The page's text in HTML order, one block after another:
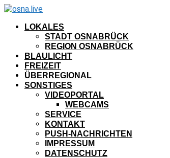
LOKALES
STADT OSNABRÜCK
REGION OSNABRÜCK
BLAULICHT
FREIZEIT
ÜBERREGIONAL
SONSTIGES
VIDEOPORTAL
WEBCAMS
SERVICE
KONTAKT
PUSH-NACHRICHTEN
IMPRESSUM
DATENSCHUTZ